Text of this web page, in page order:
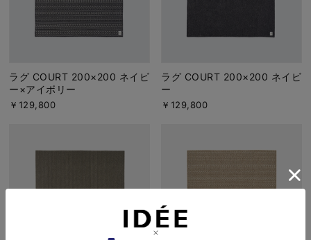
ラグ COURT 200×200 ネイビ
ー×アイボリー
￥129,800
ラグ COURT 200×200 ネイビ
ー
￥129,800